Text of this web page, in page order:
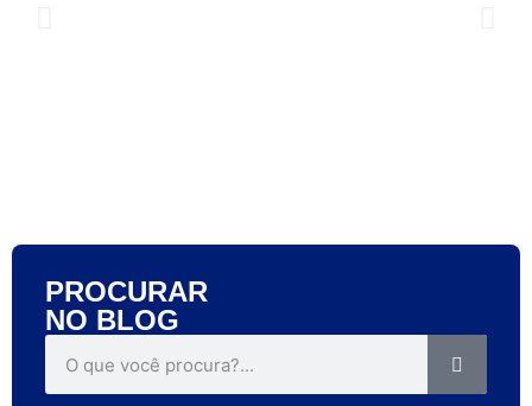
PROCURAR
NO BLOG